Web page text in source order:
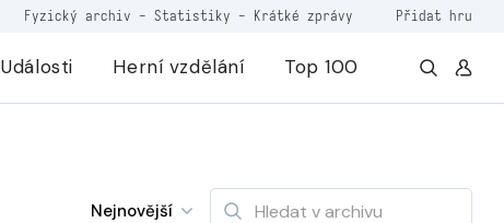
Fyzický archiv - Statistiky - Krátké zprávy Přidat hru
Události Herní vzdělání Top 100
Nejnovější